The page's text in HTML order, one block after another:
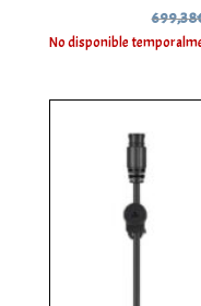
699,38
No disponible